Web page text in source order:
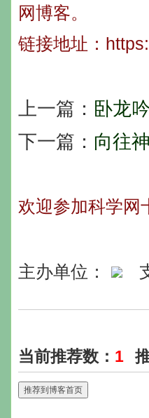
网博客。
链接地址：
上一篇： 卧龙吟
下一篇： 向往
欢迎参加科学网
主办单位：
当前推荐数： 1
推荐到博客首页